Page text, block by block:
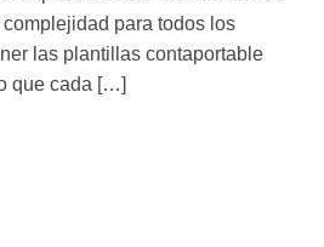
para todos los
las plantillas contaportable
que cada […]